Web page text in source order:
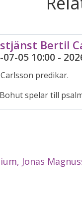
Bertil
07-05 10:00 -
predikar.
spelar till
Jonas